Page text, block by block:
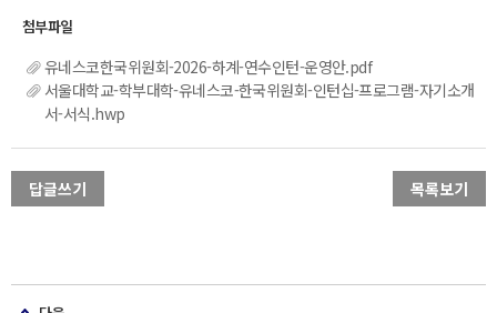
유네스코한국위원회-2026-하계-연수인턴-운영안.pdf
서울대학교-학부대학-유네스코-한국위원회-인턴십-프로그램-자기소개
서-서식.hwp
답글쓰기 목록보기